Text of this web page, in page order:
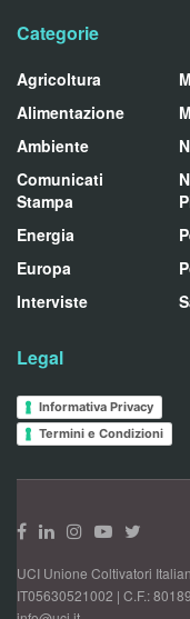
Categorie
Agricoltura
Alimentazione
Ambiente
Comunicati
Stampa
Energia
Europa
Interviste
Legal
Informativa Privacy
Termini e Condizioni
UCI Unione Coltivatori
IT05630521002 | C.F.: